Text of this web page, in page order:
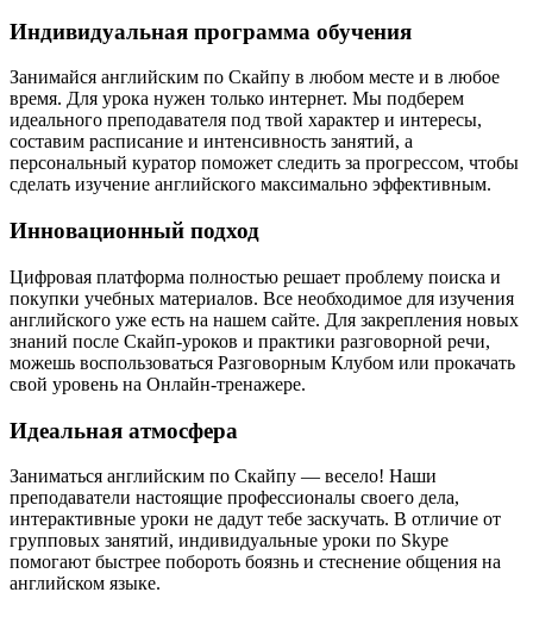
Индивидуальная программа обучения
Занимайся английским по Скайпу в любом месте и в любое
время. Для урока нужен только интернет. Мы подберем
идеального преподавателя под твой характер и интересы,
составим расписание и интенсивность занятий, а
персональный куратор поможет следить за прогрессом, чтобы
сделать изучение английского максимально эффективным.
Инновационный подход
Цифровая платформа полностью решает проблему поиска и
покупки учебных материалов. Все необходимое для изучения
английского уже есть на нашем сайте. Для закрепления новых
знаний после Скайп-уроков и практики разговорной речи,
можешь воспользоваться Разговорным Клубом или прокачать
свой уровень на Онлайн-тренажере.
Идеальная атмосфера
Заниматься английским по Скайпу — весело! Наши
преподаватели настоящие профессионалы своего дела,
интерактивные уроки не дадут тебе заскучать. В отличие от
групповых занятий, индивидуальные уроки по Skype
помогают быстрее побороть боязнь и стеснение общения на
английском языке.